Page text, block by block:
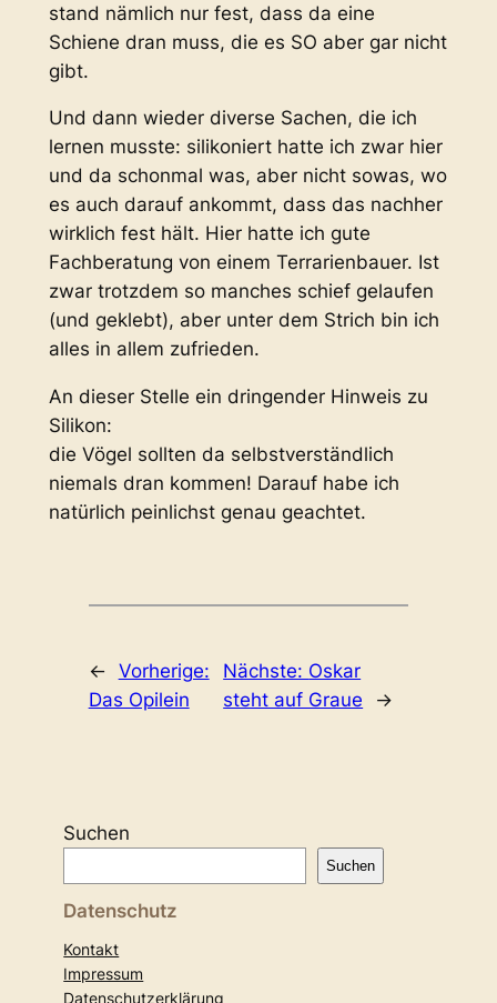
stand nämlich nur fest, dass da eine
Schiene dran muss, die es SO aber gar nicht
gibt.
Und dann wieder diverse Sachen, die ich
lernen musste: silikoniert hatte ich zwar hier
und da schonmal was, aber nicht sowas, wo
es auch darauf ankommt, dass das nachher
wirklich fest hält. Hier hatte ich gute
Fachberatung von einem Terrarienbauer. Ist
zwar trotzdem so manches schief gelaufen
(und geklebt), aber unter dem Strich bin ich
alles in allem zufrieden.
An dieser Stelle ein dringender Hinweis zu
Silikon:
die Vögel sollten da selbstverständlich
niemals dran kommen! Darauf habe ich
natürlich peinlichst genau geachtet.
← Vorherige:
Das Opilein
Nächste: Oskar
steht auf Graue
→
Suchen
Suchen
Datenschutz
Kontakt
Impressum
Datenschutzerklärung